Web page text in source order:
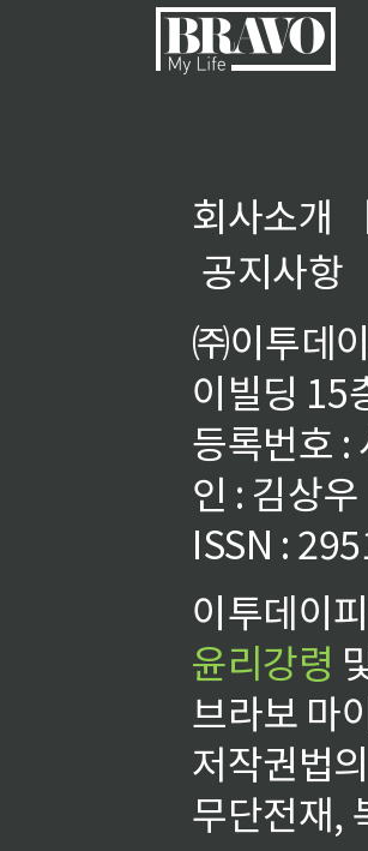
회사소개
공지사항
㈜이투데
이빌딩
등록번호
인 : 김상
ISSN :
이투데이
윤리강령
브라보 마
저작권법
무단전재,